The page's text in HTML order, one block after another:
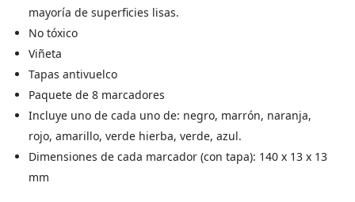
mayoría de superficies lisas.
No tóxico
Viñeta
Tapas antivuelco
Paquete de 8 marcadores
Incluye uno de cada uno de: negro, marrón, naranja,
rojo, amarillo, verde hierba, verde, azul.
Dimensiones de cada marcador (con tapa): 140 x 13 x 13
mm